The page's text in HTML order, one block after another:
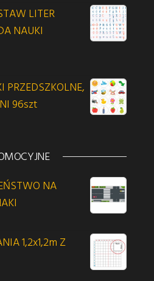
LITER
NAUKI
PRZEDSZKOLNE,
96szt
wynosiła: 70,00 zł.
cena wynosi: 60,00 zł.
NA
wynosiła: 420,00 zł.
cena wynosi: 400,00 zł.
1,2x1,2m Z
wynosiła: 85,00 zł.
cena wynosi: 80,00 zł.